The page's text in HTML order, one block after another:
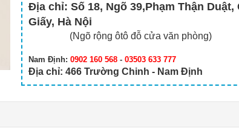
Địa chỉ: Số 18, Ngõ 39,Phạm Thận Duật,
Giấy, Hà Nội
(Ngõ rộng ôtô đỗ cửa văn phòng)
Nam Định: 0902 160 568- 03503 633 777
Địa chỉ: 466 Trường Chinh - Nam Định